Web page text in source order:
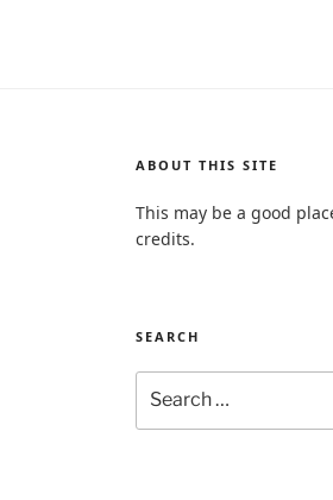
ABOUT THIS SITE
This may be a good
credits.
SEARCH
for: